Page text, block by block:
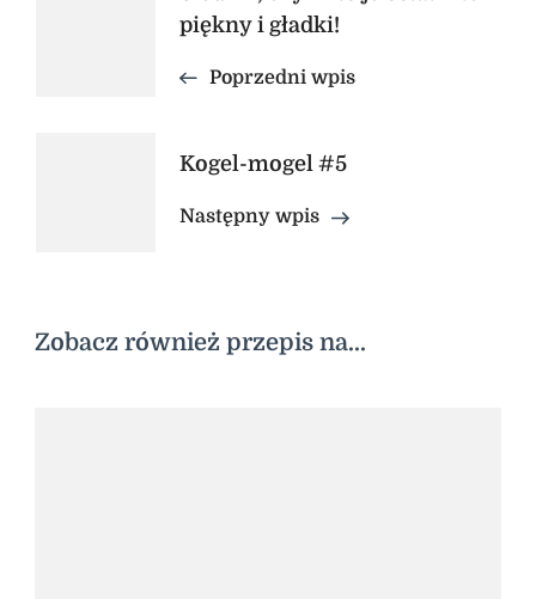
piękny i gładki!
Poprzedni wpis
Kogel-mogel #5
Następny wpis
Zobacz również przepis na...